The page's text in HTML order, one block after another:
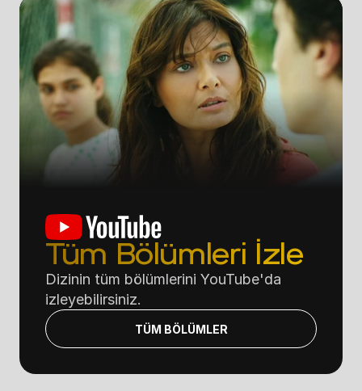
Tüm Bölümleri İzle
Dizinin tüm bölümlerini YouTube'da
izleyebilirsiniz.
TÜM BÖLÜMLER